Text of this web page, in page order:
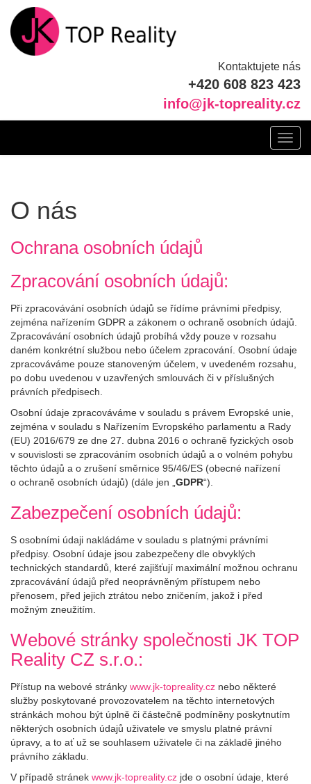
Kontaktujete nás
+420 608 823 423
info@jk-topreality.cz
O nás
Ochrana osobních údajů
Zpracování osobních údajů:
Při zpracovávání osobních údajů se řídíme právními předpisy,
zejména nařízením GDPR a zákonem o ochraně osobních údajů.
Zpracovávání osobních údajů probíhá vždy pouze v rozsahu
daném konkrétní službou nebo účelem zpracování. Osobní údaje
zpracováváme pouze stanoveným účelem, v uvedeném rozsahu,
po dobu uvedenou v uzavřených smlouvách či v příslušných
právních předpisech.
Osobní údaje zpracováváme v souladu s právem Evropské unie,
zejména v souladu s Nařízením Evropského parlamentu a Rady
(EU) 2016/679 ze dne 27. dubna 2016 o ochraně fyzických osob
v souvislosti se zpracováním osobních údajů a o volném pohybu
těchto údajů a o zrušení směrnice 95/46/ES (obecné nařízení
o ochraně osobních údajů) (dále jen „ GDPR“).
Zabezpečení osobních údajů:
S osobními údaji nakládáme v souladu s platnými právními
předpisy. Osobní údaje jsou zabezpečeny dle obvyklých
technických standardů, které zajišťují maximální možnou ochranu
zpracovávání údajů před neoprávněným přístupem nebo
přenosem, před jejich ztrátou nebo zničením, jakož i před
možným zneužitím.
Webové stránky společnosti JK TOP
Reality CZ s.r.o.:
Přístup na webové stránky www.jk-topreality.cz nebo některé
služby poskytované provozovatelem na těchto internetových
stránkách mohou být úplně či částečně podmíněny poskytnutím
některých osobních údajů uživatele ve smyslu platné právní
úpravy, a to ať už se souhlasem uživatele či na základě jiného
právního základu.
V případě stránek www.jk-topreality.cz jde o osobní údaje, které